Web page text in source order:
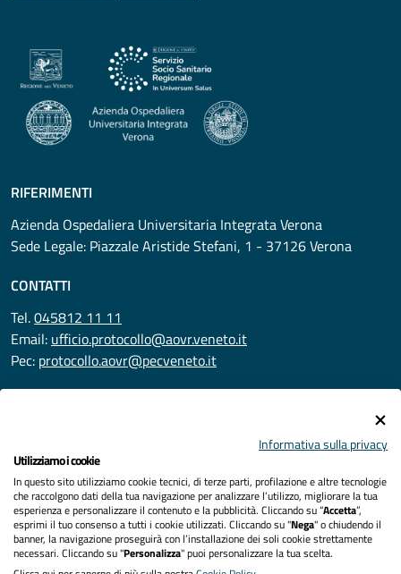
RIFERIMENTI
Azienda Ospedaliera Universitaria Integrata Verona
Sede Legale: Piazzale Aristide Stefani, 1 - 37126 Verona
CONTATTI
Tel.045812 11 11
Email: ufficio.protocollo@aovr.veneto.it
Pec: protocollo.aovr@pecveneto.it
Privacy
Accessibilità
Note legali
Informativa sulla privacy
Utilizziamo i cookie
In questo sito utilizziamo cookie tecnici, di terze parti, profilazione e altre tecnologie
che raccolgono dati della tua navigazione per analizzare l’utilizzo, migliorare la tua
esperienza e personalizzare il contenuto e la pubblicità. Cliccando su “Accetta”,
esprimi il tuo consenso a tutti i cookie utilizzati. Cliccando su "Nega" o chiudendo il
banner, la navigazione proseguirà con l’installazione dei soli cookie strettamente
necessari. Cliccando su "Personalizza" puoi personalizzare la tua scelta.